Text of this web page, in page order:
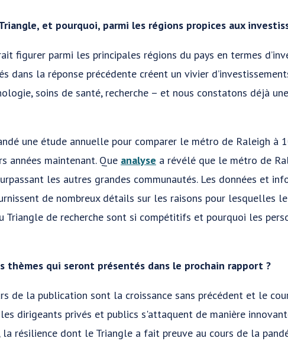
et pourquoi, parmi les régions propices aux
figurer parmi les principales régions du pays en termes
dans la réponse précédente créent un vivier
soins de santé, recherche – et nous constatons déjà
une étude annuelle pour comparer le métro de Raleigh à
années maintenant. Que analyse a révélé que le métro de
les autres grandes communautés. Les données et
de nombreux détails sur les raisons pour lesquelles
Triangle de recherche sont si compétitifs et pourquoi les
thèmes qui seront présentés dans le prochain rapport ?
de la publication sont la croissance sans précédent et le
dirigeants privés et publics s'attaquent de manière
résilience dont le Triangle a fait preuve au cours de la